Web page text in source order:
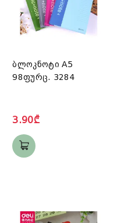
ბლოკნოტი A5
98ფურც. 3284
3.90₾